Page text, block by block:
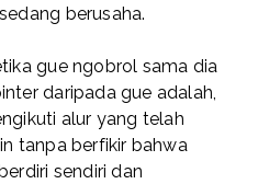
berusaha.
gue ngobrol sama dia
daripada gue adalah,
alur yang telah
tanpa berfikir bahwa
sendiri dan